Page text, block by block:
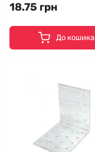
18.75 грн
До кошика